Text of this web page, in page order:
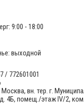
9:00 - 18:00
выходной
/ 772601001
вн. тер. г.
4Б, помещ./этаж IV/2,